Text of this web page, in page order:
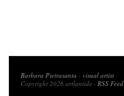
Barbara Pietrasanta - visual artist
Copyright 2026 artlantide · RSS Feed